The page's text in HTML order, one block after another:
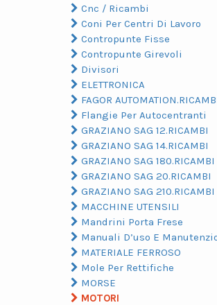
Cnc / Ricambi
Coni Per Centri Di Lavoro
Contropunte Fisse
Contropunte Girevoli
Divisori
ELETTRONICA
FAGOR
Flangie Per Autocentranti
GRAZIANO SAG 12.RICAMBI
GRAZIANO SAG 14.RICAMBI
GRAZIANO SAG 180.RICAMBI
GRAZIANO SAG 20.RICAMBI
GRAZIANO SAG 210.RICAMBI
MACCHINE UTENSILI
Mandrini Porta Frese
Manuali D’uso E
MATERIALE FERROSO
Mole Per Rettifiche
MORSE
MOTORI